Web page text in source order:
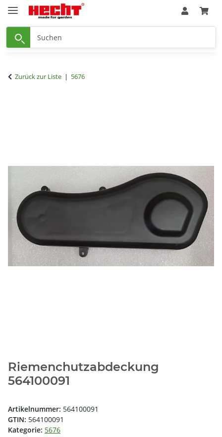
Zurück zur Liste 5676
Riemenchutzabdeckung
564100091
Artikelnummer: 564100091
GTIN: 564100091
Kategorie: 5676